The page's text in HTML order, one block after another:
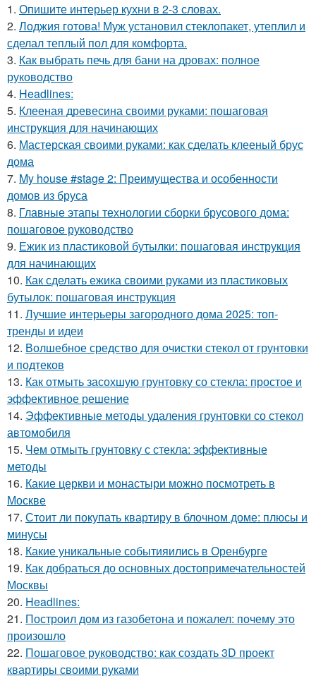
1. Опишите интерьер кухни в 2-3 словах.
2. Лоджия готова! Муж установил стеклопакет, утеплил и
сделал теплый пол для комфорта.
3. Как выбрать печь для бани на дровах: полное
руководство
4. Headlines:
5. Клееная древесина своими руками: пошаговая
инструкция для начинающих
6. Мастерская своими руками: как сделать клееный брус
дома
7. My house #stage 2: Преимущества и особенности
домов из бруса
8. Главные этапы технологии сборки брусового дома:
пошаговое руководство
9. Ежик из пластиковой бутылки: пошаговая инструкция
для начинающих
10. Как сделать ежика своими руками из пластиковых
бутылок: пошаговая инструкция
11. Лучшие интерьеры загородного дома 2025: топ-
тренды и идеи
12. Волшебное средство для очистки стекол от грунтовки
и подтеков
13. Как отмыть засохшую грунтовку со стекла: простое и
эффективное решение
14. Эффективные методы удаления грунтовки со стекол
автомобиля
15. Чем отмыть грунтовку с стекла: эффективные
методы
16. Какие церкви и монастыри можно посмотреть в
Москве
17. Стоит ли покупать квартиру в блочном доме: плюсы и
минусы
18. Какие уникальные событияились в Оренбурге
19. Как добраться до основных достопримечательностей
Москвы
20. Headlines:
21. Построил дом из газобетона и пожалел: почему это
произошло
22. Пошаговое руководство: как создать 3D проект
квартиры своими руками